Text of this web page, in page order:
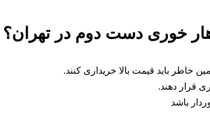
خوری دست دوم در تهران؟
خاطر باید قیمت بالا خریداری کنند.
قرار دهند.
باشد